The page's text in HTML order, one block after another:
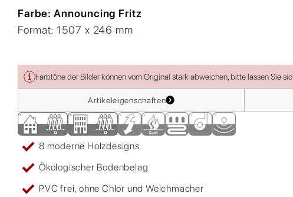
Farbe:Announcing Fritz
Format:1507 x 246 mm
Farbtöne der Bilder können vom Original stark abweichen, bitte lassen Sie
Artikeleigenschaften
8 moderne Holzdesigns
Ökologischer Bodenbelag
PVC frei, ohne Chlor und Weichmacher